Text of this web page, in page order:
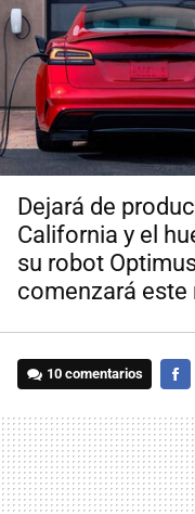
Dejará de
California y el
su robot
comenzará este
10 comentarios